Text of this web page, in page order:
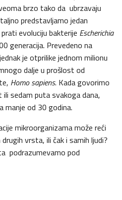
brzo tako da ubrzavaju
predstavljamo jedan
evoluciju bakterije Escherichia
generacija. Prevedeno na
je otprilike jednom milionu
dalje u prošlost od
Homo sapiens. Kada govorimo
ili sedam puta svakoga dana,
manje od 30 godina.
mikroorganizama može reći
vrsta, ili čak i samih ljudi?
podrazumevamo pod